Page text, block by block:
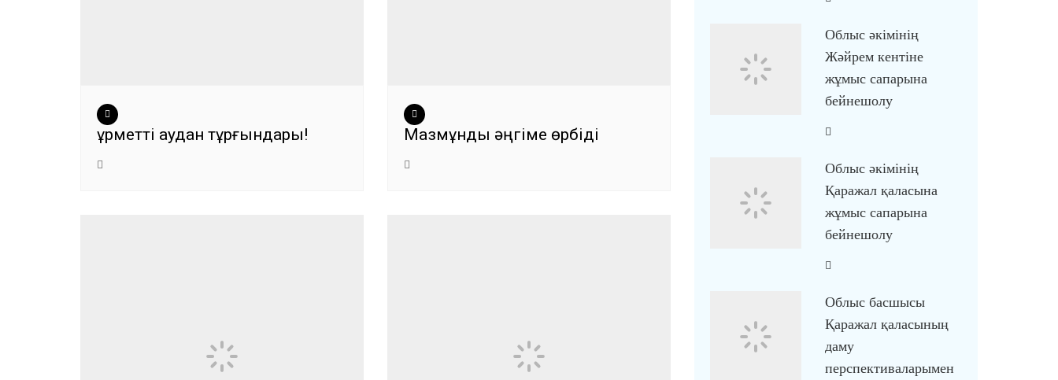
Құрметті аудан тұрғындары! Мазмұнды әңгіме өрбіді
Облыс әкімінің
Жәйрем кентіне
жұмыс сапарына
бейнешолу
Облыс әкімінің
Қаражал қаласына
жұмыс сапарына
бейнешолу
Облыс басшысы
Қаражал қаласының
даму
перспективаларымен